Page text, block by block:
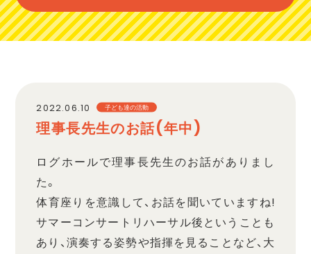
バス経路
プライバシーポリシー
2022.06.10 子ども達の活動
理事長先生のお話(年中)
ログホールで理事長先生のお話がありまし
た。
体育座りを意識して、お話を聞いていますね!
サマーコンサートリハーサル後ということも
あり、演奏する姿勢や指揮を見ることなど、大